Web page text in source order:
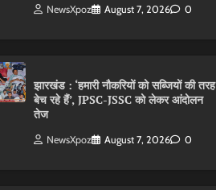
NewsXpoz August 7, 2026 0
झारखंड : ‘हमारी नौकरियों को सब्जियों की तरह
बेच रहे हैं’, JPSC-JSSC को लेकर आंदोलन
तेज
NewsXpoz August 7, 2026 0